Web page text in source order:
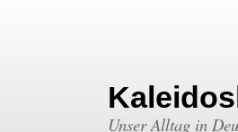
Unser Alltag in